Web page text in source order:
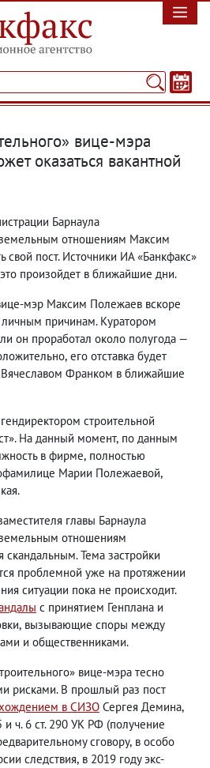
вице-мэра
оказаться вакантной
Барнаула
земельным отношениям Максим
пост. Источники ИА «Банкфакс»
это произойдет в ближайшие дни.
мэр Максим Полежаев вскоре
личным причинам. Куратором
он проработал около полугода —
, его отставка будет
Вячеславом Франком в ближайшие
строительной
На данный момент, по данным
в фирме, полностью
Марии Полежаевой,
главы Барнаула
земельным отношениям
Тема застройки
проблемной уже на протяжении
ситуации пока не происходит.
с принятием Генплана и
, вызывающие споры между
и общественниками.
вице-мэра тесно
рисками. В прошлый раз пост
в СИЗО Сергея Демина,
и ч. 6 ст. 290 УК РФ (получение
сговору, в особо
следствия, в 2019 году экс-